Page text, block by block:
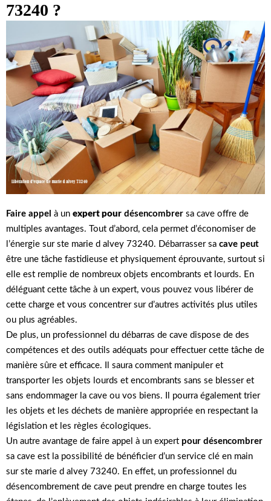
73240 ?
Faire appel à un expert pour désencombrer sa cave offre de
multiples avantages. Tout d’abord, cela permet d’économiser de
l’énergie sur ste marie d alvey 73240. Débarrasser sa cave peut
être une tâche fastidieuse et physiquement éprouvante, surtout si
elle est remplie de nombreux objets encombrants et lourds. En
déléguant cette tâche à un expert, vous pouvez vous libérer de
cette charge et vous concentrer sur d’autres activités plus utiles
ou plus agréables.
De plus, un professionnel du débarras de cave dispose de des
compétences et des outils adéquats pour effectuer cette tâche de
manière sûre et efficace. Il saura comment manipuler et
transporter les objets lourds et encombrants sans se blesser et
sans endommager la cave ou vos biens. Il pourra également trier
les objets et les déchets de manière appropriée en respectant la
législation et les règles écologiques.
Un autre avantage de faire appel à un expert pour désencombrer
sa cave est la possibilité de bénéficier d’un service clé en main
sur ste marie d alvey 73240. En effet, un professionnel du
désencombrement de cave peut prendre en charge toutes les